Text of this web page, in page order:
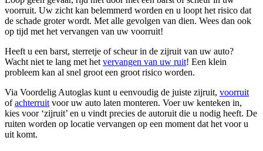
voorruit. Uw zicht kan belemmerd worden en u loopt het risico dat
de schade groter wordt. Met alle gevolgen van dien. Wees dan ook
op tijd met het vervangen van uw voorruit!
Heeft u een barst, sterretje of scheur in de zijruit van uw auto?
Wacht niet te lang met hetvervangen van uw ruit! Een klein
probleem kan al snel groot een groot risico worden.
Via Voordelig Autoglas kunt u eenvoudig de juiste zijruit, voorruit
ofachterruitvoor uw auto laten monteren. Voer uw kenteken in,
kies voor ‘zijruit’ en u vindt precies de autoruit die u nodig heeft. De
ruiten worden op locatie vervangen op een moment dat het voor u
uit komt.